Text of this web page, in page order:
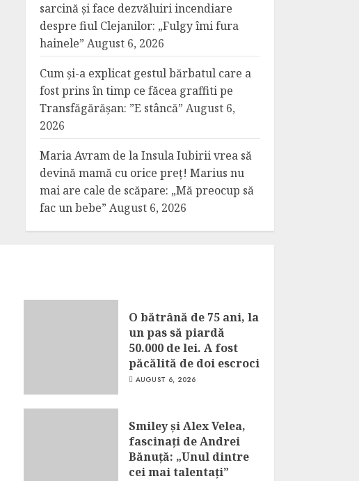
sarcină și face dezvăluiri incendiare
despre fiul Clejanilor: „Fulgy îmi fura
hainele” August 6, 2026
Cum și-a explicat gestul bărbatul care a
fost prins în timp ce făcea graffiti pe
Transfăgărășan: ”E stâncă” August 6,
2026
Maria Avram de la Insula Iubirii vrea să
devină mamă cu orice preț! Marius nu
mai are cale de scăpare: „Mă preocup să
fac un bebe” August 6, 2026
O bătrână de 75 ani, la
un pas să piardă
50.000 de lei. A fost
păcălită de doi escroci
AUGUST 6, 2026
Smiley și Alex Velea,
fascinați de Andrei
Bănuță: „Unul dintre
cei mai talentați”